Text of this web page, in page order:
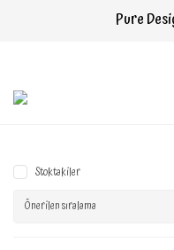
Pure
Stoktakiler